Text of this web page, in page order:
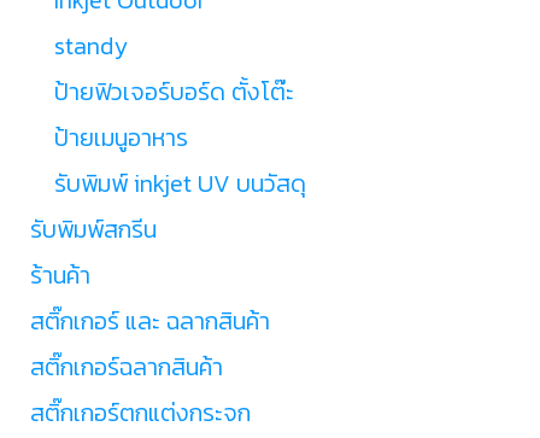
standy
ป้ายฟิวเจอร์บอร์ด ตั้งโต๊ะ
ป้ายเมนูอาหาร
รับพิมพ์ inkjet UV บนวัสดุ
รับพิมพ์สกรีน
ร้านค้า
สติ๊กเกอร์ และ ฉลากสินค้า
สติ๊กเกอร์ฉลากสินค้า
สติ๊กเกอร์ตกแต่งกระจก